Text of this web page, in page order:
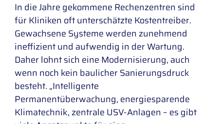
In die Jahre gekommene Rechenzentren sind
für Kliniken oft unterschätzte Kostentreiber.
Gewachsene Systeme werden zunehmend
ineffizient und aufwendig in der Wartung.
Daher lohnt sich eine Modernisierung, auch
wenn noch kein baulicher Sanierungsdruck
besteht. „Intelligente
Permanentüberwachung, energiesparende
Klimatechnik, zentrale USV-Anlagen – es gibt